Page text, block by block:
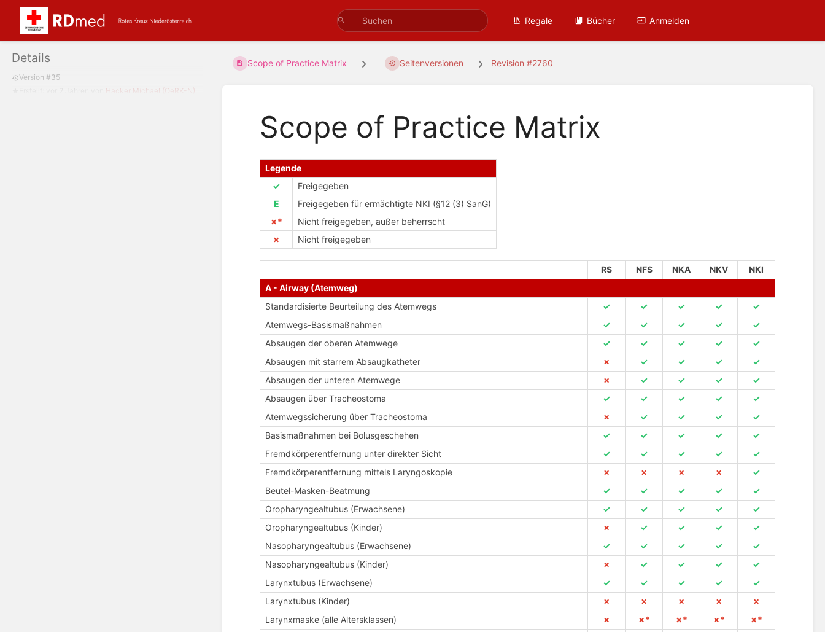
Regale Bücher Anmelden
Details
Version #35
Hacker Michael (OeRK-N)
Scope of Practice Matrix Seitenversionen Revision #2760
Scope of Practice Matrix
Legende
✓
Freigegeben
E
Freigegeben für ermächtigte NKI (§12 (3) SanG)
✗*
Nicht freigegeben, außer beherrscht
✗
Nicht freigegeben
RS NFS NKA NKV
NKI
A - Airway (Atemweg)
Standardisierte Beurteilung des Atemwegs
✓ ✓ ✓ ✓
✓
Atemwegs-Basismaßnahmen
✓ ✓ ✓ ✓
✓
Absaugen der oberen Atemwege
✓ ✓ ✓ ✓
✓
Absaugen mit starrem Absaugkatheter
✗ ✓ ✓ ✓
✓
Absaugen der unteren Atemwege
✗ ✓ ✓ ✓
✓
Absaugen über Tracheostoma
✓ ✓ ✓ ✓
✓
Atemwegssicherung über Tracheostoma
✗ ✓ ✓ ✓
✓
Basismaßnahmen bei Bolusgeschehen
✓ ✓ ✓ ✓
✓
Fremdkörperentfernung unter direkter Sicht
✓ ✓ ✓ ✓
✓
Fremdkörperentfernung mittels Laryngoskopie
✗ ✗ ✗ ✗
✓
Beutel-Masken-Beatmung
✓ ✓ ✓ ✓
✓
Oropharyngealtubus (Erwachsene)
✓ ✓ ✓ ✓
✓
Oropharyngealtubus (Kinder)
✗ ✓ ✓ ✓
✓
Nasopharyngealtubus (Erwachsene)
✓ ✓ ✓ ✓
✓
Nasopharyngealtubus (Kinder)
✗ ✓ ✓ ✓
✓
Larynxtubus (Erwachsene)
✓ ✓ ✓ ✓
✓
Larynxtubus (Kinder)
✗ ✗ ✗ ✗
✗
Larynxmaske (alle Altersklassen)
✗ ✗* ✗* ✗*
✗*